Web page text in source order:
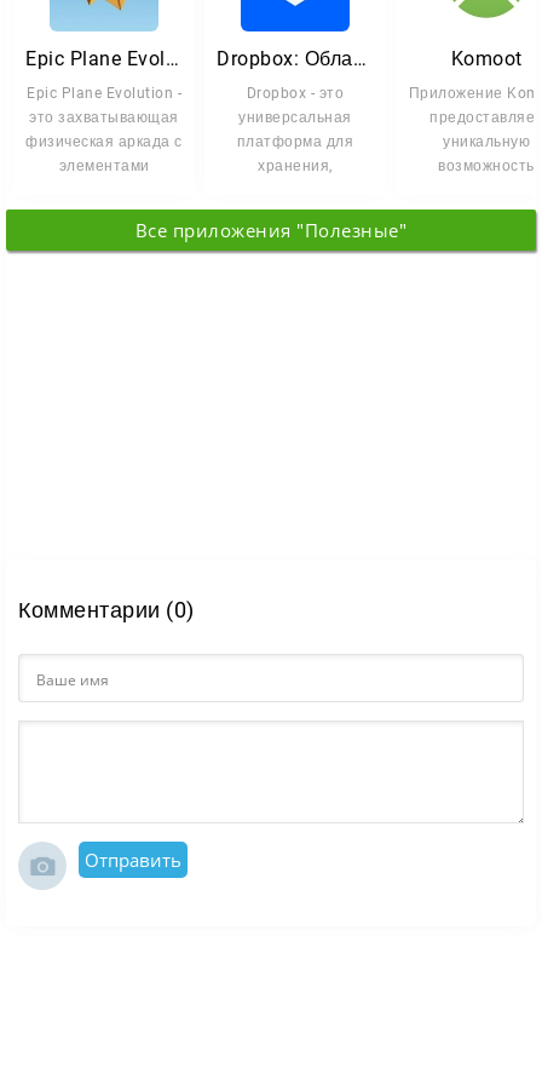
Epic Plane Evolution
Epic Plane Evolution -
это захватывающая
физическая аркада с
элементами
Dropbox: Облачное хранилище
Dropbox - это
универсальная
платформа для
хранения,
управления
файлами, доступная
Komoot
Приложение
предоставляет
уникальную
возможность
для активного
Все приложения "Полезные"
Комментарии (0)
Отправить